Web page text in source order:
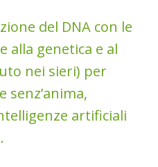
del DNA con le
alla genetica e al
nei sieri) per
senz’anima,
artificiali